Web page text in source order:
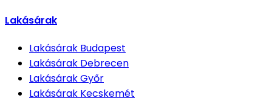
Lakásárak
Lakásárak Budapest
Lakásárak Debrecen
LakásárakGyőr
Lakásárak Kecskemét